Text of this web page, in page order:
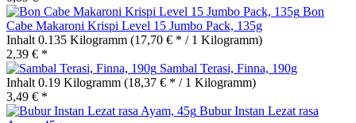
Bon
Cabe Makaroni Krispi Level 15 Jumbo Pack, 135g
Inhalt 0.135 Kilogramm (17,70 € * / 1 Kilogramm)
2,39 € *
Sambal Terasi, Finna, 190g
Inhalt 0.19 Kilogramm (18,37 € * / 1 Kilogramm)
3,49 € *
Bubur Instan Lezat rasa